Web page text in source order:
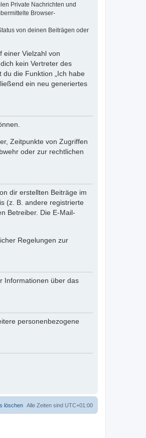
Private Nachrichten und
Browser-
von deinen Beiträgen oder
einer Vielzahl von
kein Vertreter des
die Funktion „Ich habe
ein neu generiertes
Zeitpunkte von Zugriffen
oder zur rechtlichen
dir erstellten Beiträge im
(z. B. andere registrierte
Betreiber. Die E-Mail-
Regelungen zur
Informationen über das
personenbezogene
Alle Zeiten sind UTC+01:00
löschen